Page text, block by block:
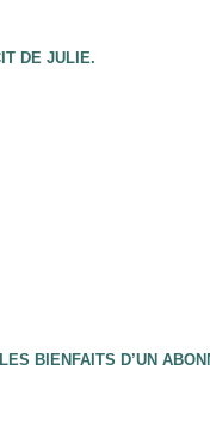
DE JULIE.
BIENFAITS D’UN